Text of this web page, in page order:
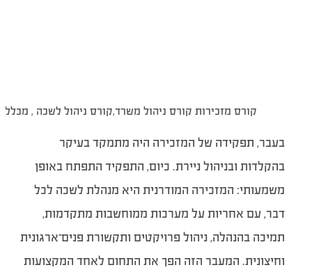
קורס מזכירות קורס ניהול משרד,קורס ניהול לשכה ,
בעבר, תפקידה של המזכירה היה מתמקד בעיקר
בהקלדות ובניהול ניירת. כיום, התפקיד התפתח באופן
משמעותי: המזכירה המודרנית היא מנהלת לשכה לכל
דבר, עם אחריות על מערכות ממוחשבות מתקדמות,
תמיכה בהנהלה, ניהול פרויקטים ותקשורת פנים־ארגונית
וחיצונית. המעבר הזה הפך את התחום לאחד המקצועות